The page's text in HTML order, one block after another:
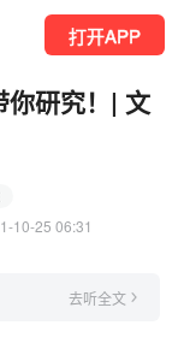
打开APP
你研究！| 文
10-25 06:31
去听全文